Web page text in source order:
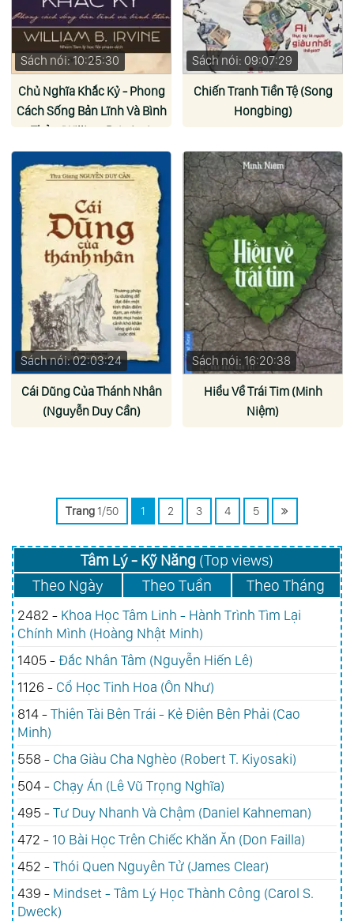
Sách nói: 10:25:30
Chủ Nghĩa Khắc Kỷ - Phong
Cách Sống Bản Lĩnh Và Bình
Thản (William B. Irvine)
Sách nói: 09:07:29
Chiến Tranh Tiền Tệ (Song
Hongbing)
Sách nói: 02:03:24
Cái Dũng Của Thánh Nhân
(Nguyễn Duy Cần)
Sách nói: 16:20:38
Hiểu Về Trái Tim (Minh
Niệm)
Trang 1/50 1 2 3 4 5
Tâm Lý - Kỹ Năng(Top views)
Theo Ngày
Theo Tuần Theo Tháng
2482 - Khoa Học Tâm Linh - Hành Trình Tìm Lại
Chính Mình (Hoàng Nhật Minh)
1405 -Đắc Nhân Tâm (Nguyễn Hiến Lê)
1126 - Cổ Học Tinh Hoa (Ôn Như)
814 -Thiên Tài Bên Trái - Kẻ Điên Bên Phải (Cao
Minh)
558 - Cha Giàu Cha Nghèo (Robert T. Kiyosaki)
504 - Chạy Án (Lê Vũ Trọng Nghĩa)
495 -Tư Duy Nhanh Và Chậm (Daniel Kahneman)
472 - 10 Bài Học Trên Chiếc Khăn Ăn (Don Failla)
452 -Thói Quen Nguyên Tử (James Clear)
439 - Mindset - Tâm Lý Học Thành Công (Carol S.
Dweck)